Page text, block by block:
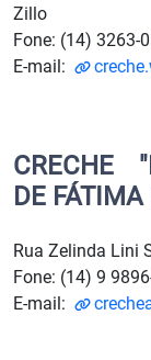
Zillo
Fone: (14) 3263-
E-mail:
CRECHE
DE
Rua Zelinda Lini
Fone: (14) 9
E-mail: